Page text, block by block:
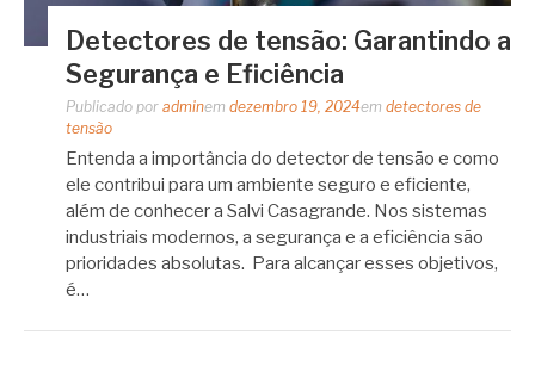
Detectores de tensão: Garantindo a
Segurança e Eficiência
Publicado por adminem dezembro 19, 2024em detectores de
tensão
Entenda a importância do detector de tensão e como
ele contribui para um ambiente seguro e eficiente,
além de conhecer a Salvi Casagrande. Nos sistemas
industriais modernos, a segurança e a eficiência são
prioridades absolutas. Para alcançar esses objetivos,
é…